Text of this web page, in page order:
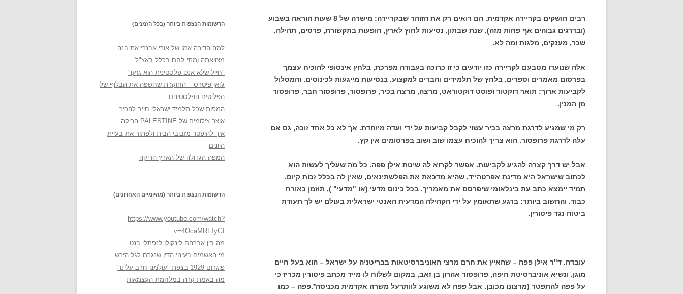
רבים חושקים בקריירה אקדמית. הם רואים רק את הזוהר שבקריירה: מישרה של 8 שעות הוראה בשבוע
(ובדרגים גבוהים אף פחות מזה), שנת שבתון, נסיעות לחוץ לארץ, הופעות בתקשורת, פרסים, תהילה,
שכר, מענקים, מלגות ומה לא.
אלה שנועדו מטבעם לקריירה כזו יודעים כי זו כרוכה בעבודה מפרכת, בלחץ אינסופי להוכיח עצמך
בפרסום מאמרים וספרים. בלחץ של תלמידים וחברים למקצוע. בנסיעות מייגעות לכינוסים. והמסלול
לקביעות ארוך: תואר דוקטור ופוסט דוקטוראט, מרצה, מרצה בכיר, פרופסור, פרופסור חבר, פרופסור
מן המנין.
רק מי שמגיע לדרגת מרצה בכיר עשוי לקבל קביעות על ידי ועדה מיוחדת. אך לא כל אחד זוכה, גם אם
עלה לדרגת פרופסור. הוא צריך להוכיח עצמו שוב ושוב בפרסומים אין קץ.
אבל יש דרך קצרה להגיע לקביעות. אפשר לקרוא לה שיטת אילן פפה. כל מה שעליך לעשות הוא
לכתוב שישראל היא מדינת אפרטהייד, שהיא מדכאת את הפלשתינאים, שאין לה בכלל זכות קיום.
תמיד יימצא כתב עת בינלאומי שיפרסם את מאמריך. בכל כינוס מדעי (או "מדעי" ), תוזמן כאורח
כבוד. והחשוב ביותר: ברגע שתאומץ על ידי הקהילה המדעית האנטי ישראלית בעולם יש לך תעודת
ביטוח נגד פיטורין.
עובדה. ד"ר אילן פפה – שהאיץ את חרם מרצי האוניברסיטאות בבריטניה על ישראל – הוא בעל חיים
מוגן. ונשיא אוניברסיטת חיפה, פרופסור אהרון בן זאב, במקום לשלוח לו מייד מכתב פיטורין מכריז כי
על פפה להתפטר (מרצונו מכובן. אבל פפה לא משוגע לוותרעל משרה אקדמית מכניסה*.פפה – כמו
הרשומות הנצפות ביותר (בכל הזמנים)
למה הדירה אמו של אורי אבנרי את בנה
מצוואתה ומתי לחם בכלל באצ"ל
"חייל שלא אנס פלסטינית הוא גזען"
ג'ואן פיטרס – החוקרת שחשפה את הבלוף של
הפליטים הפלסטינים
המפות שכל תלמיד ישראלי חייב להכיר
אוצר צילומים של PALESTINE הריקה
איך להיפטר מזבובי הבית ולפתור את בעיית
היונים
המפה הגדולה של הארץ הריקה
הרשומות הנצפות ביותר (מהיומיים האחרונים)
https://www.youtube.com/watch?
v=4OcaMRLTyGI
מה בין אברהם לינקולן לנפתלי בנט
מי האשמים בעינוי הדין שנגרם לגל הירש
פוגרום 1929 בצפת "עולמנו חרב עלינו"
מה באמת קרה במלחמת העצמאות